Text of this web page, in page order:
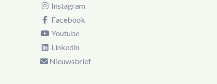
Instagram
Facebook
Youtube
Linkedin
Nieuwsbrief